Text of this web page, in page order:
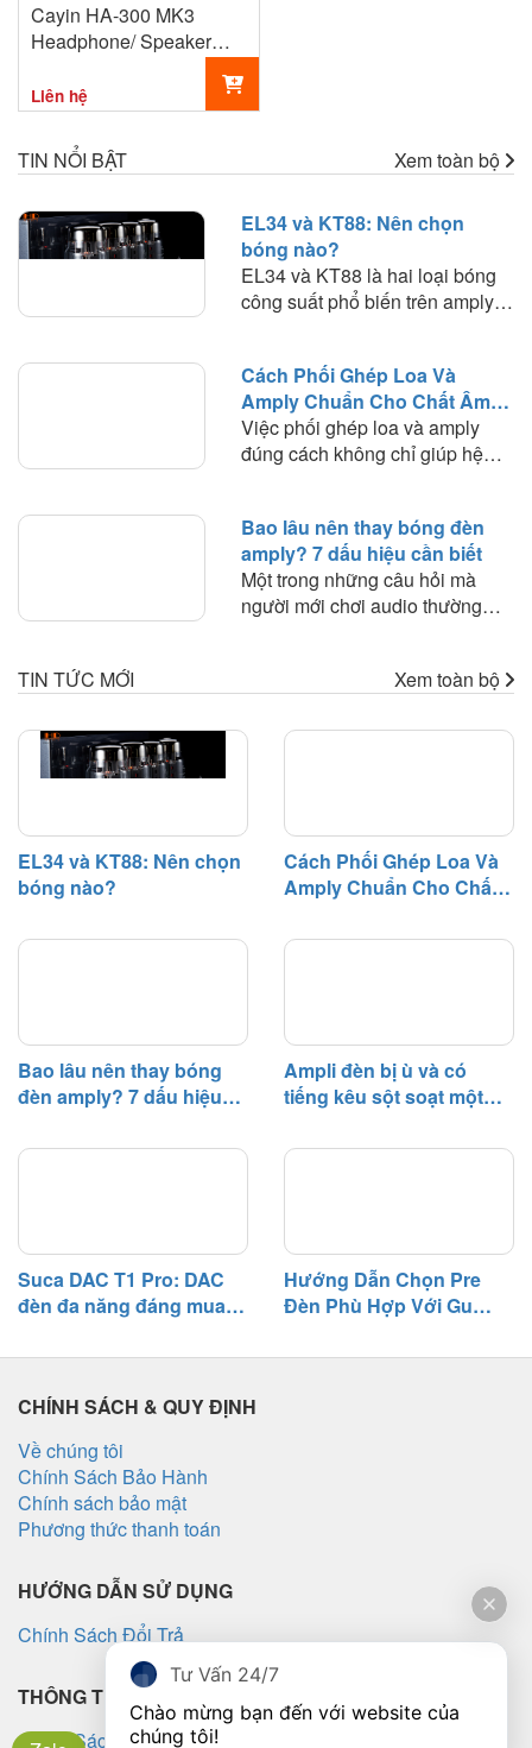
Cayin HA-300 MK3
Headphone/ Speaker
Liên hệ
TIN NỔI BẬT Xem toàn bộ
EL34 và KT88: Nên chọn
bóng nào?
EL34 và KT88 là hai loại bóng
công suất phổ biến trên amply
phối ghép và lựa chọn loại bóng
phù hợp với nhu cầu nghe
nhạc.
Cách Phối Ghép Loa Và
Amply Chuẩn Cho Chất Âm
Hay
Việc phối ghép loa và amply
đúng cách không chỉ giúp hệ
thanh mà bạn trải nghiệm. Trong
bài viết này, HD Audio sẽ chia
sẻ những nguyên tắc quan trọng
và kinh nghiệm thực tế giúp bạn
dàn âm thanh.
Bao lâu nên thay bóng đèn
amply? 7 dấu hiệu cần biết
Một trong những câu hỏi mà
người mới chơi audio thường
nào cần thay bóng đèn?". Trên
kiện có tuổi thọ nhất định và sẽ
TIN TỨC MỚI Xem toàn bộ
EL34 và KT88: Nên chọn
bóng nào?
Cách Phối Ghép Loa Và
Amply Chuẩn Cho Chất
Bao lâu nên thay bóng
đèn amply? 7 dấu hiệu
Ampli đèn bị ù và có
tiếng kêu sột soạt một
cách khắc phục
Suca DAC T1 Pro: DAC
đèn đa năng đáng mua
Hướng Dẫn Chọn Pre
Đèn Phù Hợp Với Gu
CHÍNH SÁCH & QUY ĐỊNH
Về chúng tôi
Chính Sách Bảo Hành
Chính sách bảo mật
Phương thức thanh toán
HƯỚNG DẪN SỬ DỤNG
Chính Sách Đổi Trả
THÔNG TIN KHÁC
Chính Sách Vận Chuyển
Tư Vấn 24/7
Chào mừng bạn đến với website của
chúng tôi!